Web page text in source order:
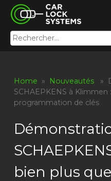
Skip
content
Car Lock Systems
Car Lock Systems
Rechercher :
Home » Nouveautés »
SCHAEPKENS à
programmation de clés
bien plus